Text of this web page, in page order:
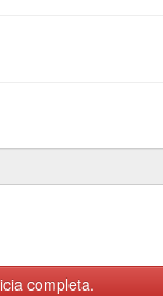
completa.